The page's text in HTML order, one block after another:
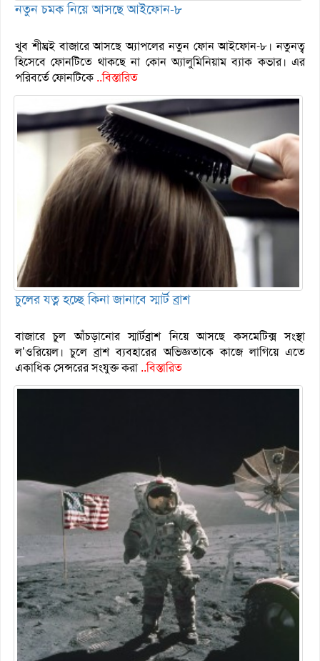
নতুন চমক নিয়ে আসছে আইফোন-৮
খুব শীঘ্রই বাজারে আসছে অ্যাপলের নতুন ফোন আইফোন-৮। নতুনত্ব
হিসেবে ফোনটিতে থাকছে না কোন অ্যালুমিনিয়াম ব্যাক কভার। এর
পরিবর্তে ফোনটিকে..বিস্তারিত
চুলের যত্ন হচ্ছে কিনা জানাবে স্মার্ট ব্রাশ
বাজারে চুল আঁচড়ানোর স্মার্টব্রাশ নিয়ে আসছে কসমেটিক্স সংস্থা
ল’ওরিয়েল। চুলে ব্রাশ ব্যবহারের অভিজ্ঞতাকে কাজে লাগিয়ে এতে
একাধিক সেন্সরের সংযুক্ত করা..বিস্তারিত